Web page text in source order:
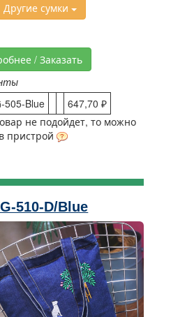
Другие сумки
/ Заказать
505-Blue
647,70 ₽
не подойдет, то можно
пристрой
510-D/Blue